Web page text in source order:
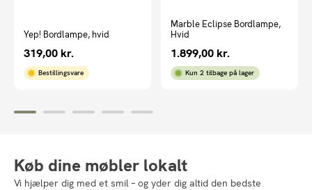
Yep! Bordlampe, hvid
319,00 kr.
Bestillingsvare
Marble Eclipse Bordlampe,
Hvid
1.899,00 kr.
Kun 2 tilbage på lager
Køb dine møbler lokalt
Vi hjælper dig med et smil – og yder dig altid den bedste